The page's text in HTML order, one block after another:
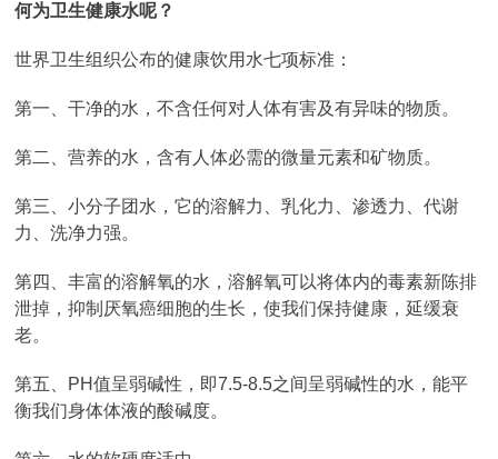
何为卫生健康水呢？
世界卫生组织公布的健康饮用水七项标准：
第一、干净的水，不含任何对人体有害及有异味的物质。
第二、营养的水，含有人体必需的微量元素和矿物质。
第三、小分子团水，它的溶解力、乳化力、渗透力、代谢
力、洗净力强。
第四、丰富的溶解氧的水，溶解氧可以将体内的毒素新陈排
泄掉，抑制厌氧癌细胞的生长，使我们保持健康，延缓衰
老。
第五、PH值呈弱碱性，即7.5-8.5之间呈弱碱性的水，能平
衡我们身体体液的酸碱度。